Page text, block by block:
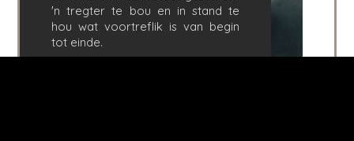
'n tregter te bou en in stand te
hou wat voortreflik is van begin
tot einde.
© 2026 BENCHMARK INTERNATIONAL | IN-HUIS ONTWERP
DEUR BENCHMARK, AANGEDRYF DEUR LANTEC